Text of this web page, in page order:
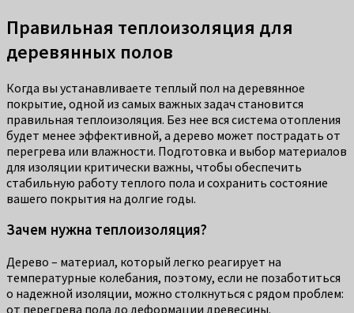
Правильная теплоизоляция для
деревянных полов
Когда вы устанавливаете теплый пол на деревянное
покрытие, одной из самых важных задач становится
правильная теплоизоляция. Без нее вся система отопления
будет менее эффективной, а дерево может пострадать от
перегрева или влажности. Подготовка и выбор материалов
для изоляции критически важны, чтобы обеспечить
стабильную работу теплого пола и сохранить состояние
вашего покрытия на долгие годы.
Зачем нужна теплоизоляция?
Дерево – материал, который легко реагирует на
температурные колебания, поэтому, если не позаботиться
о надежной изоляции, можно столкнуться с рядом проблем:
от перегрева пола до деформации древесины.